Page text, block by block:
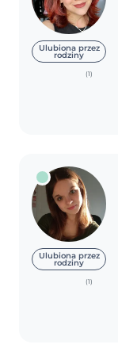
Ulubiona przez
rodziny
(1)
Ulubiona przez
rodziny
(1)